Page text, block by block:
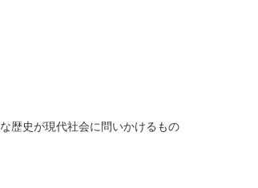
歴史が現代社会に問いかけるもの